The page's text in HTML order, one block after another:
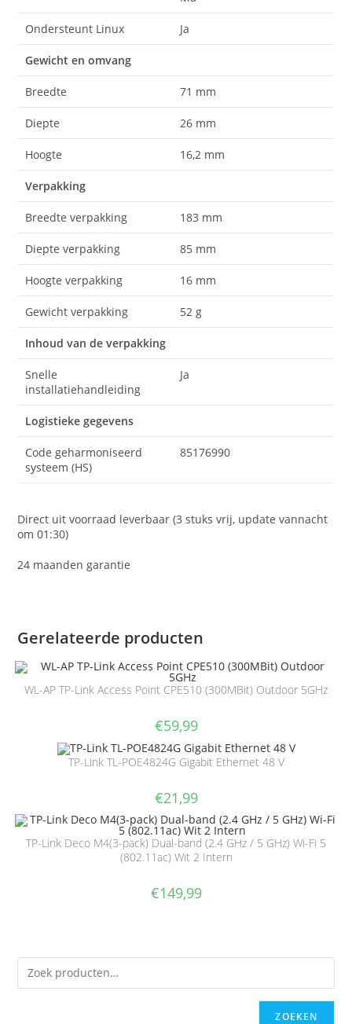
Ondersteunt Linux Ja
Gewicht en omvang
Breedte 71 mm
Diepte 26 mm
Hoogte 16,2 mm
Verpakking
Breedte verpakking 183 mm
Diepte verpakking 85 mm
Hoogte verpakking 16 mm
Gewicht verpakking 52 g
Inhoud van de verpakking
Snelle
installatiehandleiding
Ja
Logistieke gegevens
Code geharmoniseerd
systeem (HS)
85176990
Direct uit voorraad leverbaar (3 stuks vrij, update vannacht
om 01:30)
24 maanden garantie
Gerelateerde producten
WL-AP TP-Link Access Point CPE510 (300MBit) Outdoor 5GHz
€59,99
TP-Link TL-POE4824G Gigabit Ethernet 48 V
€21,99
TP-Link Deco M4(3-pack) Dual-band (2.4 GHz / 5 GHz) Wi-Fi 5
(802.11ac) Wit 2 Intern
€149,99
ZOEKEN